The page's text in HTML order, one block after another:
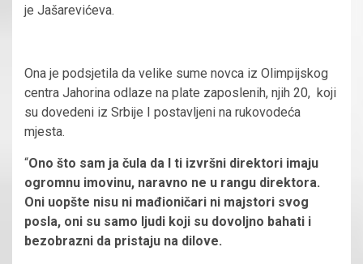
je Jašarevićeva.
Ona je podsjetila da velike sume novca iz Olimpijskog
centra Jahorina odlaze na plate zaposlenih, njih 20, koji
su dovedeni iz Srbije I postavljeni na rukovodeća
mjesta.
“Ono što sam ja čula da I ti izvršni direktori imaju
ogromnu imovinu, naravno ne u rangu direktora.
Oni uopšte nisu ni mađioničari ni majstori svog
posla, oni su samo ljudi koji su dovoljno bahati i
bezobrazni da pristaju na dilove.